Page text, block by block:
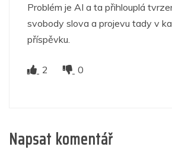
Problém je AI a ta přihlouplá
svobody slova a projevu tady v
příspěvku.
2 0
Napsat komentář